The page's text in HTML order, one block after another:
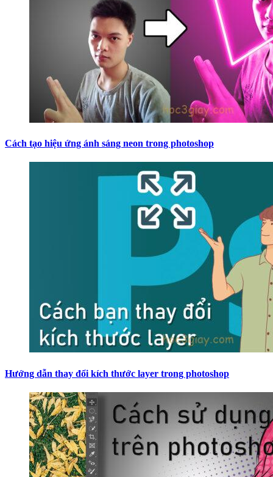
Cách tạo hiệu ứng ánh sáng neon trong photoshop
Hướng dẫn thay đổi kích thước layer trong photoshop